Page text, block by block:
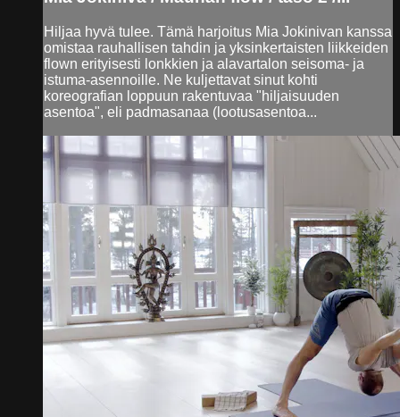
Hiljaa hyvä tulee. Tämä harjoitus Mia Jokinivan kanssa
omistaa rauhallisen tahdin ja yksinkertaisten liikkeiden
flown erityisesti lonkkien ja alavartalon seisoma- ja
istuma-asennoille. Ne kuljettavat sinut kohti
koreografian loppuun rakentuvaa "hiljaisuuden
asentoa", eli padmasanaa (lootusasentoa...